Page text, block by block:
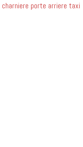
charniere porte arriere taxi